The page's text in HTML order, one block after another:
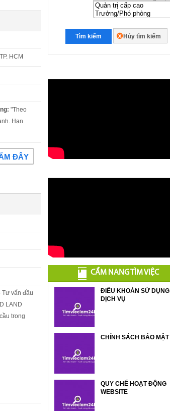
HCM
"Theo
Hạn
ĐÂY
Tư vấn đầu
LAND
trong
Tìm kiếm Hủy tìm kiếm
CẨM NANG TÌM VIỆC
ĐIỀU KHOẢN SỬ DỤNG
DỊCH VỤ
CHÍNH SÁCH BẢO MẬT
QUY CHẾ HOẠT ĐỘNG
WEBSITE